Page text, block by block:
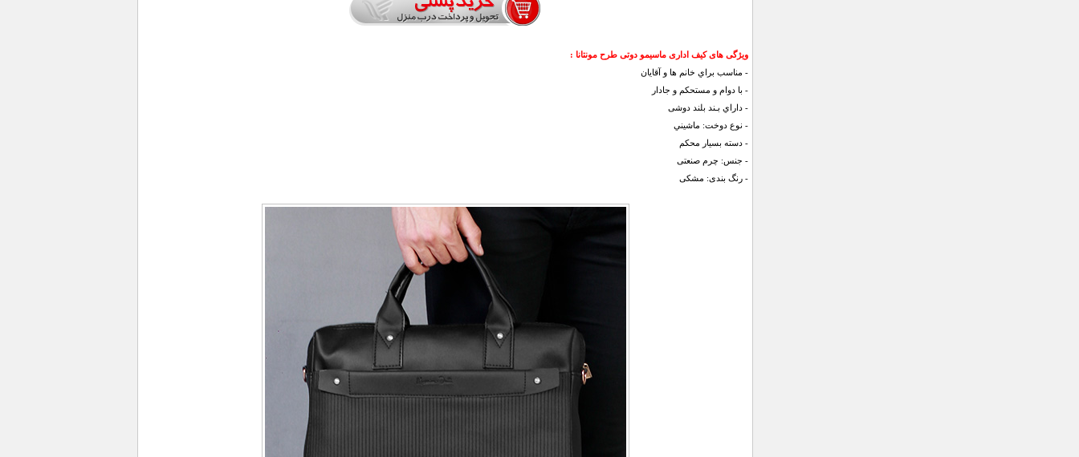
ویژگی های کیف اداری ماسیمو دوتی طرح مونتانا :
- مناسب براي خانم ها و آقايان
- با دوام و مستحکم و جادار
- داراي بـند بلند دوشی
- نوع دوخت: ماشيني
- دسته بسیار محکم
- جنس: چرم صنعتی
- رنگ بندی: مشکی